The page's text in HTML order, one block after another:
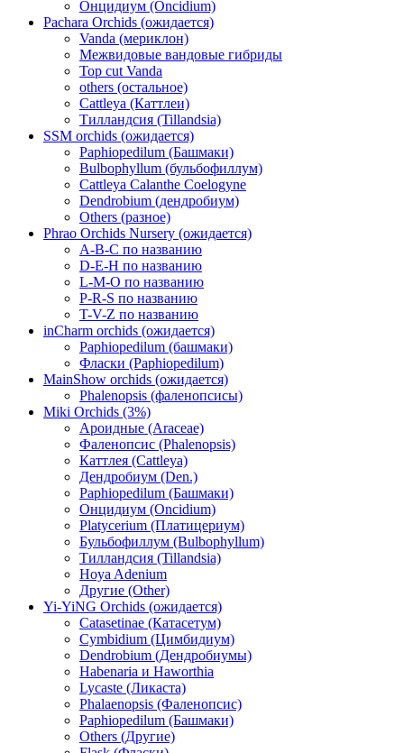
Онцидиум (Oncidium)
Pachara Orchids (ожидается)
Vanda (мериклон)
Межвидовые вандовые гибриды
Top cut Vanda
others (остальное)
Cattleya (Каттлеи)
Тилландсия (Tillandsia)
SSM orchids (ожидается)
Paphiopedilum (Башмаки)
Bulbophyllum (бульбофиллум)
Cattleya Calanthe Coelogyne
Dendrobium (дендробиум)
Others (разное)
Phrao Orchids Nursery (ожидается)
A-B-C по названию
D-E-H по названию
L-M-O по названию
P-R-S по названию
T-V-Z по названию
inCharm orchids (ожидается)
Paphiopedilum (башмаки)
Фласки (Paphiopedilum)
MainShow orchids (ожидается)
Phalenopsis (фаленопсисы)
Miki Orchids (3%)
Ароидные (Araceae)
Фаленопсис (Phalenopsis)
Каттлея (Cattleya)
Дендробиум (Den.)
Paphiopedilum (Башмаки)
Онцидиум (Oncidium)
Platycerium (Платицериум)
Бульбофиллум (Bulbophyllum)
Тилландсия (Tillandsia)
Hoya Adenium
Другие (Other)
Yi-YiNG Orchids (ожидается)
Catasetinae (Катасетум)
Cymbidium (Цимбидиум)
Dendrobium (Дендробиумы)
Habenaria и Haworthia
Lycaste (Ликаста)
Phalaenopsis (Фаленопсис)
Paphiopedilum (Башмаки)
Others (Другие)